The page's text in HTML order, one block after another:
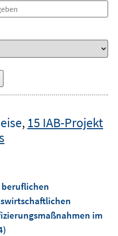
, 15 IAB-Projekt
beruflichen
im